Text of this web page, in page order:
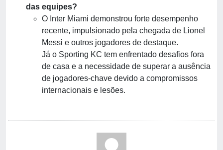
das equipes?
O Inter Miami demonstrou forte desempenho
recente, impulsionado pela chegada de Lionel
Messi e outros jogadores de destaque.
Já o Sporting KC tem enfrentado desafios fora
de casa e a necessidade de superar a ausência
de jogadores-chave devido a compromissos
internacionais e lesões.